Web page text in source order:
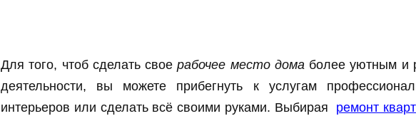
Для того, чтоб сделать своерабочее место дома более уютным и
деятельности, вы можете прибегнуть к услугам
интерьеров или сделать всё своими руками. Выбирая
ремонт